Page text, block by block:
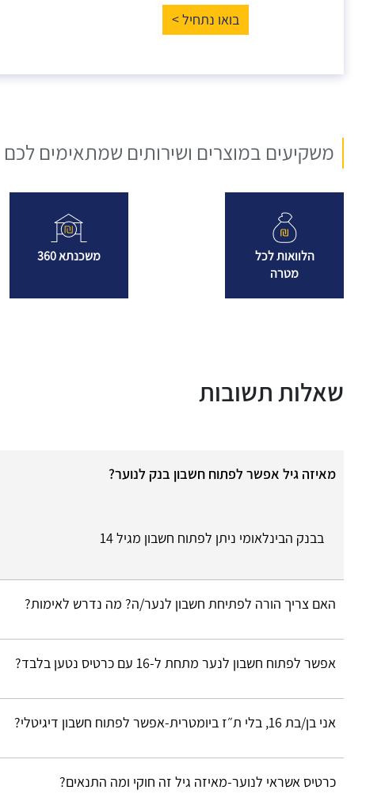
בואו נתחיל >
משקיעים במוצרים ושירותים שמתאימים לכם
הלוואות לכל
מטרה
משכנתא 360
שאלות תשובות
מאיזה גיל אפשר לפתוח חשבון בנק לנוער?
בבנק הבינלאומי ניתן לפתוח חשבון מגיל 14
האם צריך הורה לפתיחת חשבון לנער/ה? מה נדרש לאימות?
אפשר לפתוח חשבון לנער מתחת ל-16 עם כרטיס נטען בלבד?
אני בן/בת 16, בלי ת״ז ביומטרית-אפשר לפתוח חשבון דיגיטלי?
כרטיס אשראי לנוער-מאיזה גיל זה חוקי ומה התנאים?